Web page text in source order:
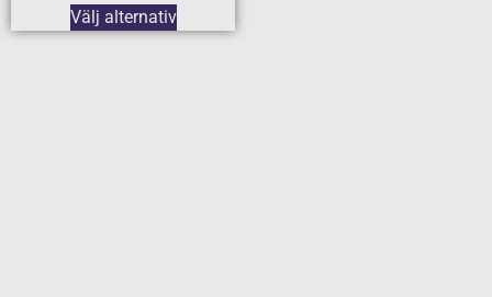
Välj alternativ